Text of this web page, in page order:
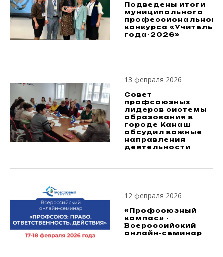
Подведены итоги
муниципального
профессионального
конкурса «Учитель
года-2026»
13 февраля 2026
Совет
профсоюзных
лидеров системы
образования в
городе Канаш
обсудил важные
направления
деятельности
12 февраля 2026
«Профсоюзный
компас» -
Всероссийский
онлайн-семинар